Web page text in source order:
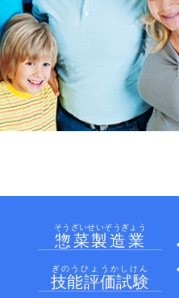
惣菜製造業
そうざいせいぞうぎょう
技能評価試験
ぎのうひょうかしけん